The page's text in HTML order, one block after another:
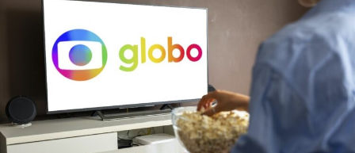
ENTREVISTAS
EXPEDIENTE
FINALIZAR COMPRA
HOME
LANÇAMENTOS